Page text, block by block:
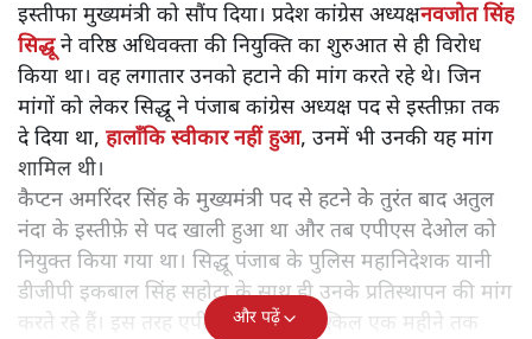
इस्तीफा मुख्यमंत्री को सौंप दिया। प्रदेश कांग्रेस अध्यक्षनवजोत सिंह
सिद्धूने वरिष्ठ अधिवक्ता की नियुक्ति का शुरुआत से ही विरोध
किया था। वह लगातार उनको हटाने की मांग करते रहे थे। जिन
मांगों को लेकर सिद्धू ने पंजाब कांग्रेस अध्यक्ष पद से इस्तीफ़ा तक
दे दिया था, हालाँकि स्वीकार नहीं हुआ, उनमें भी उनकी यह मांग
शामिल थी।
कैप्टन अमरिंदर सिंह के मुख्यमंत्री पद से हटने के तुरंत बाद अतुल
नंदा के इस्तीफ़े से पद खाली हुआ था और तब एपीएस देओल को
नियुक्त किया गया था। सिद्धू पंजाब के पुलिस महानिदेशक यानी
डीजीपी इकबाल सिंह सहोटा के साथ ही उनके प्रतिस्थापन की मांग
करते रहे हैं। इस तरह एपीएस देओल बमुश्किल एक महीने तक
और पढ़ें